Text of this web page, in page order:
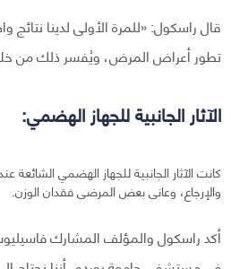
قال راسكول: «للمرة الأولى لدينا نتائج
تطور أعراض المرض، ويُفسر ذلك من
الآثار الجانبية للجهاز الهضمي:
كانت الآثار الجانبية للجهاز الهضمي الشائعة
والإرجاع، وعانى بعض المرضى فقدان الوزن.
أكد راسكول والمؤلف المشارك